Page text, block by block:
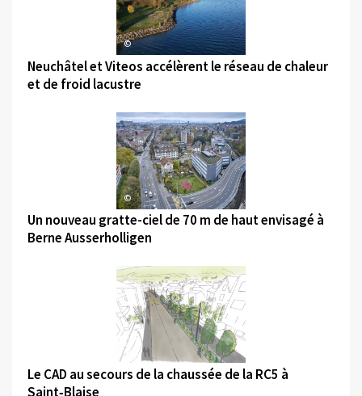
©
Neuchâtel et Viteos accélèrent le réseau de chaleur
et de froid lacustre
©
Un nouveau gratte-ciel de 70 m de haut envisagé à
Berne Ausserholligen
©
Le CAD au secours de la chaussée de la RC5 à
Saint‑Blaise